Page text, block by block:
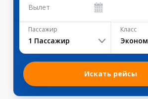
Вылет
Пассажир
1 Пассажир
Класс
Эконом
Искать рейсы